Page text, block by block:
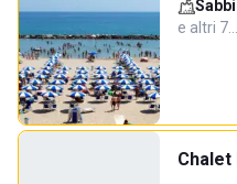
e altri 7…
Chalet